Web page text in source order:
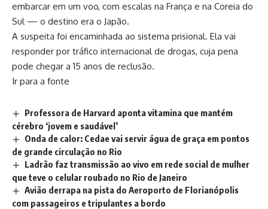
embarcar em um voo, com escalas na França e na Coreia do
Sul — o destino era o Japão.
A suspeita foi encaminhada ao sistema prisional. Ela vai
responder por tráfico internacional de drogas, cuja pena
pode chegar a 15 anos de reclusão.
Ir para a fonte
Professora de Harvard aponta vitamina que mantém
cérebro ‘jovem e saudável’
Onda de calor: Cedae vai servir água de graça em pontos
de grande circulação no Rio
Ladrão faz transmissão ao vivo em rede social de mulher
que teve o celular roubado no Rio de Janeiro
Avião derrapa na pista do Aeroporto de Florianópolis
com passageiros e tripulantes a bordo